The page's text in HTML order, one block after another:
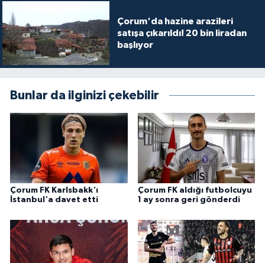
Çorum'da hazine arazileri
satışa çıkarıldı! 20 bin liradan
başlıyor
Bunlar da ilginizi çekebilir
Çorum FK Karlsbakk'ı
İstanbul'a davet etti
Çorum FK aldığı futbolcuyu
1 ay sonra geri gönderdi